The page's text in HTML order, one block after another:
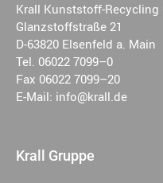
Krall Kunststoff-Recycling
Glanzstoffstraße 21
D-63820 Elsenfeld a. Main
Tel. 06022 7099–0
Fax 06022 7099–20
E-Mail: info@krall.de
Krall Gruppe